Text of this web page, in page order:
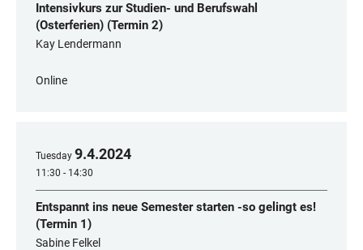
Intensivkurs zur Studien- und Berufswahl
(Osterferien) (Termin 2)
Kay Lendermann
Online
Tuesday 9.4.2024
11:30 - 14:30
Entspannt ins neue Semester starten -so gelingt es!
(Termin 1)
Sabine Felkel